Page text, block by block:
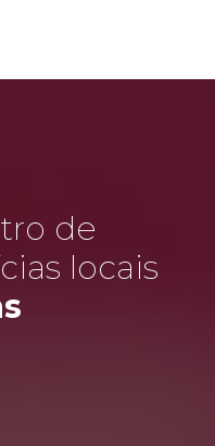
de
locais